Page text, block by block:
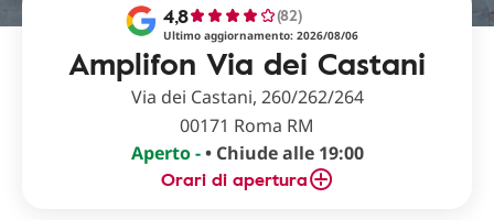
Amplifon Via dei Castani
4,8 (82)
Ultimo aggiornamento: 2026/08/06
Via dei Castani, 260/262/264
00171 Roma RM
Aperto -• Chiude alle 19:00
Orari di apertura